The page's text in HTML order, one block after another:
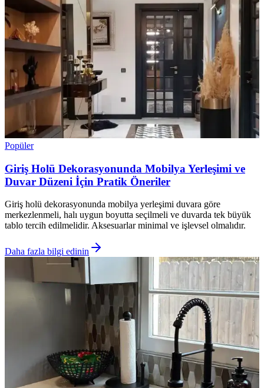
Popüler
Giriş Holü Dekorasyonunda Mobilya Yerleşimi ve
Duvar Düzeni İçin Pratik Öneriler
Giriş holü dekorasyonunda mobilya yerleşimi duvara göre
merkezlenmeli, halı uygun boyutta seçilmeli ve duvarda tek büyük
tablo tercih edilmelidir. Aksesuarlar minimal ve işlevsel olmalıdır.
Daha fazla bilgi edinin